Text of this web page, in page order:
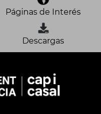
Páginas de Interés
Descargas